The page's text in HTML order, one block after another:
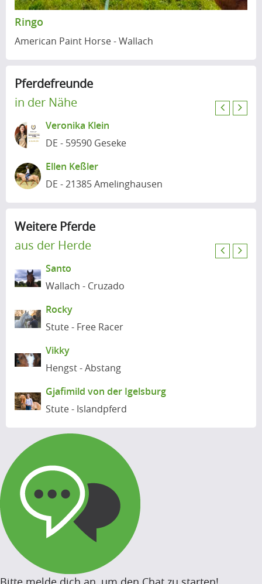
Ringo
American Paint Horse - Wallach
Pferdefreunde
in der Nähe
Veronika Klein
DE - 59590 Geseke
Ellen Keßler
DE - 21385 Amelinghausen
P
s
N
Weitere Pferde
aus der Herde
Santo
Wallach - Cruzado
Rocky
Stute - Free Racer
Vikky
Hengst - Abstang
Gjafimild von der Igelsburg
Stute - Islandpferd
P
N